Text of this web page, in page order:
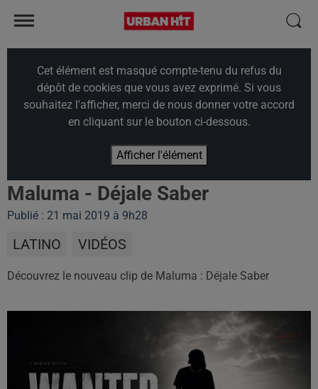
Cet élément est masqué compte-tenu du refus du
dépôt de cookies que vous avez exprimé. Si vous
souhaitez l'afficher, merci de nous donner votre accord
en cliquant sur le bouton ci-dessous.
Afficher l'élément
Maluma - Déjale Saber
Publié : 21 mai 2019 à 9h28
LATINO VIDÉOS
Découvrez le nouveau clip de Maluma : Déjale Saber